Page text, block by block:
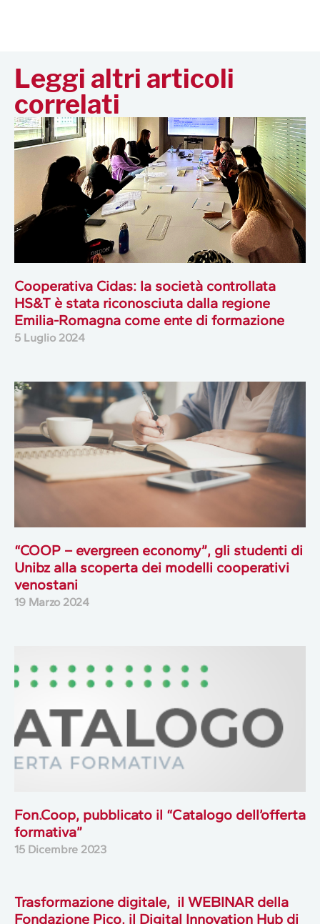
Leggi altri articoli
correlati
Cooperativa Cidas: la società controllata
HS&T è stata riconosciuta dalla regione
Emilia-Romagna come ente di formazione
5 Luglio 2024
“COOP – evergreen economy”, gli studenti di
Unibz alla scoperta dei modelli cooperativi
venostani
19 Marzo 2024
Fon.Coop, pubblicato il “Catalogo dell’offerta
formativa”
15 Dicembre 2023
Trasformazione digitale, il WEBINAR della
Fondazione Pico, il Digital Innovation Hub di